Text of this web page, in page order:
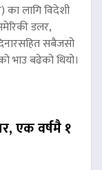
का लागि विदेशी
डलर,
सबैजसो
भाउ बढेको थियो।
एक वर्षमै १